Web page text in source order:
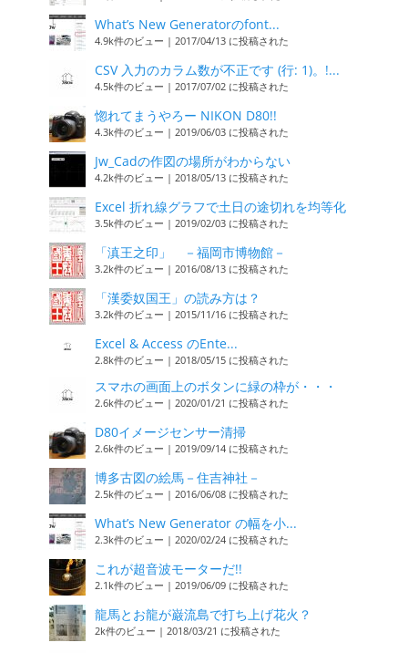
What’s New Generatorのfont...
4.9k件のビュー | 2017/04/13 に投稿された
CSV 入力のカラム数が不正です (行: 1)。!...
4.5k件のビュー | 2017/07/02 に投稿された
惚れてまうやろー NIKON D80!!
4.3k件のビュー | 2019/06/03 に投稿された
Jw_Cadの作図の場所がわからない
4.2k件のビュー | 2018/05/13 に投稿された
Excel 折れ線グラフで土日の途切れを均等化
3.5k件のビュー | 2019/02/03 に投稿された
「滇王之印」 －福岡市博物館－
3.2k件のビュー | 2016/08/13 に投稿された
「漢委奴国王」の読み方は？
3.2k件のビュー | 2015/11/16 に投稿された
Excel & Access のEnte...
2.8k件のビュー | 2018/05/15 に投稿された
スマホの画面上のボタンに緑の枠が・・・
2.6k件のビュー | 2020/01/21 に投稿された
D80イメージセンサー清掃
2.6k件のビュー | 2019/09/14 に投稿された
博多古図の絵馬－住吉神社－
2.5k件のビュー | 2016/06/08 に投稿された
What’s New Generator の幅を小...
2.3k件のビュー | 2020/02/24 に投稿された
これが超音波モーターだ!!
2.1k件のビュー | 2019/06/09 に投稿された
龍馬とお龍が巌流島で打ち上げ花火？
2k件のビュー | 2018/03/21 に投稿された